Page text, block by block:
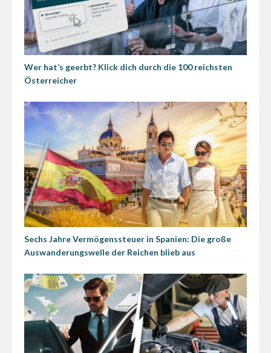
Wer hat’s geerbt? Klick dich durch die 100 reichsten
Österreicher
Sechs Jahre Vermögenssteuer in Spanien: Die große
Auswanderungswelle der Reichen blieb aus